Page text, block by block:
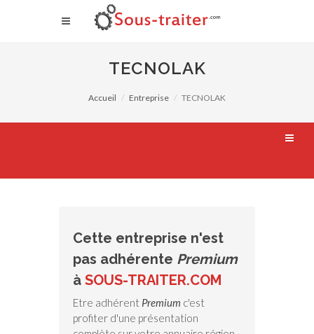
TECNOLAK
Accueil Entreprise TECNOLAK
Cette entreprise n'est
pas adhérente Premium
à SOUS-TRAITER.COM
Etre adhérent Premium c'est
profiter d'une présentation